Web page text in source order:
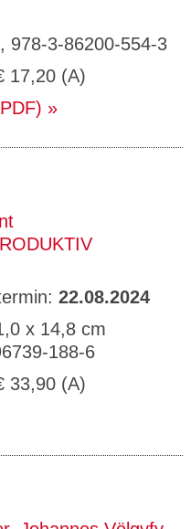
978-3-86200-554-3
17,20 (A)
22.08.2024
x 14,8 cm
188-6
33,90 (A)